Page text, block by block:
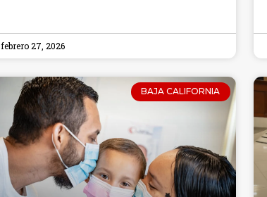
febrero 27, 2026
BAJA CALIFORNIA